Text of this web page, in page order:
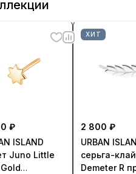
₽
ISLAND
Juno Little
ХИТ
2 800 ₽
URBAN
серьга-
Demeter R